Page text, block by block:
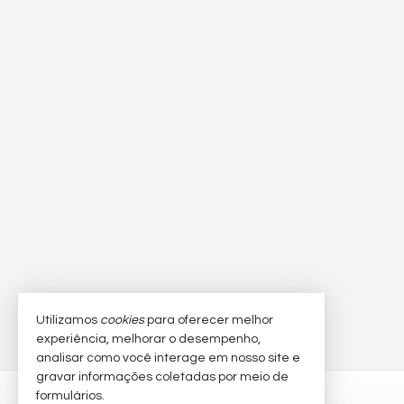
Utilizamos cookiespara oferecer melhor
experiência, melhorar o desempenho,
analisar como você interage em nosso site e
gravar informações coletadas por meio de
formulários.